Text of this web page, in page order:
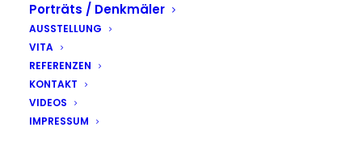
Porträts / Denkmäler
AUSSTELLUNG
VITA
REFERENZEN
KONTAKT
VIDEOS
IMPRESSUM